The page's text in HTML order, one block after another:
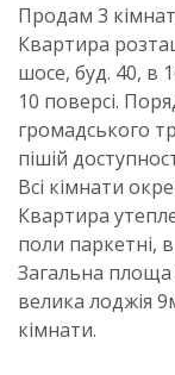
Продам 3
Квартира
шосе, буд. 40, в
10 поверсі.
громадського
пішій
Всі кімнати
Квартира
поли паркетні,
Загальна площа
велика лоджія
кімнати.